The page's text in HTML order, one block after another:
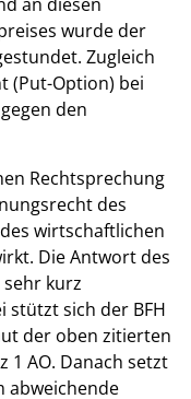
wurde der
Zugleich
(Put-Option) bei
den
Rechtsprechung
des
wirtschaftlichen
Die Antwort des
sehr kurz
stützt sich der BFH
der oben zitierten
1 AO. Danach setzt
abweichende